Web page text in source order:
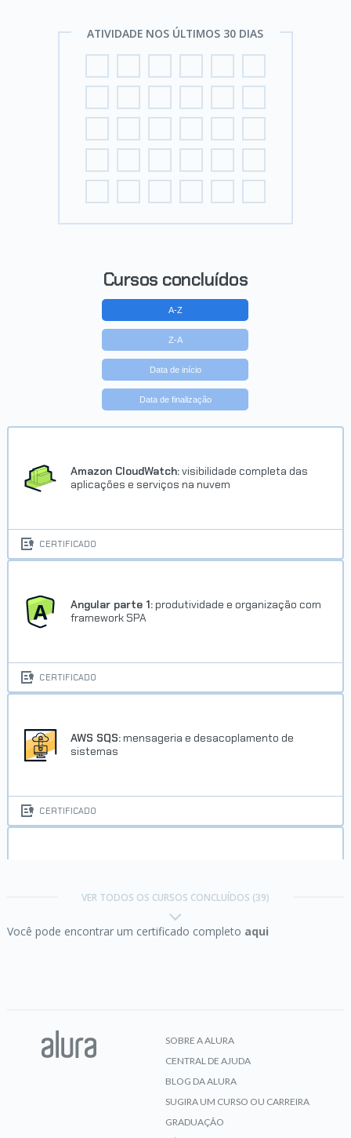
ATIVIDADE NOS ÚLTIMOS 30 DIAS
Cursos concluídos
A-Z
Z-A
Data de início
Data de finalização
Amazon CloudWatch:visibilidade completa das
aplicações e serviços na nuvem
CERTIFICADO
Angular parte 1: produtividade e organização com
framework SPA
CERTIFICADO
AWS SQS: mensageria e desacoplamento de
sistemas
CERTIFICADO
VER TODOS OS CURSOS CONCLUÍDOS (39)
Você pode encontrar um certificado completo aqui
SOBRE A ALURA
CENTRAL DE AJUDA
BLOG DA ALURA
SUGIRA UM CURSO OU CARREIRA
GRADUAÇÃO